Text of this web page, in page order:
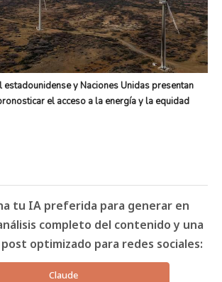
estadounidense y Naciones Unidas presentan
el acceso a la energía y la equidad
tu IA preferida para generar en
completo del contenido y una
optimizado para redes sociales:
Claude